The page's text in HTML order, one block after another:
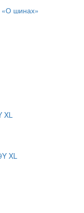
«О шинах»
XL
XL